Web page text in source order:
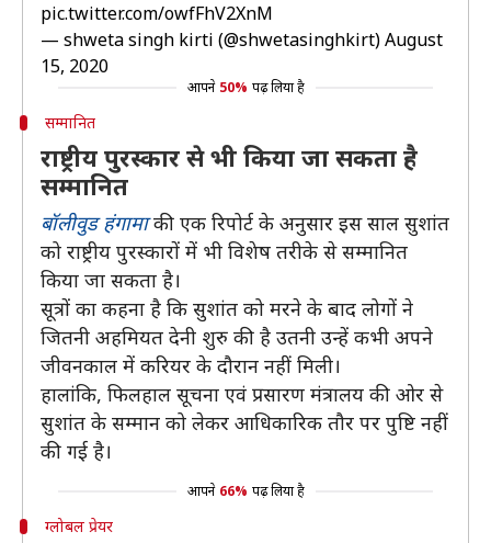
pic.twitter.com/owfFhV2XnM
— shweta singh kirti (@shwetasinghkirt)August
15, 2020
आपने 50% पढ़ लिया है
सम्मानित
राष्ट्रीय पुरस्कार से भी किया जा सकता है
सम्मानित
बॉलीवुड हंगामाकी एक रिपोर्ट के अनुसार इस साल सुशांत
को राष्ट्रीय पुरस्कारों में भी विशेष तरीके से सम्मानित
किया जा सकता है।
सूत्रों का कहना है कि सुशांत को मरने के बाद लोगों ने
जितनी अहमियत देनी शुरु की है उतनी उन्हें कभी अपने
जीवनकाल में करियर के दौरान नहीं मिली।
हालांकि, फिलहाल सूचना एवं प्रसारण मंत्रालय की ओर से
सुशांत के सम्मान को लेकर आधिकारिक तौर पर पुष्टि नहीं
की गई है।
आपने 66% पढ़ लिया है
ग्लोबल प्रेयर